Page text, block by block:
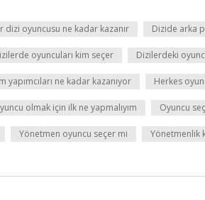
dizi oyuncusu ne kadar kazanır Dizide arka
oyuncuları kim seçer Dizilerdeki
yapımcıları ne kadar kazanıyor Herkes
olmak için ilk ne yapmalıyım Oyuncu
Yönetmen oyuncu seçer mi Yönetmenlik